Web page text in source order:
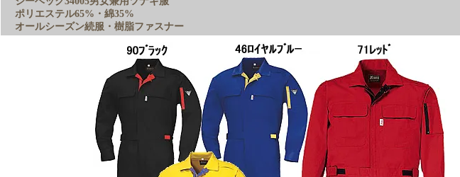
ポリエステル65%・綿35%
オールシーズン続服・樹脂ファスナー